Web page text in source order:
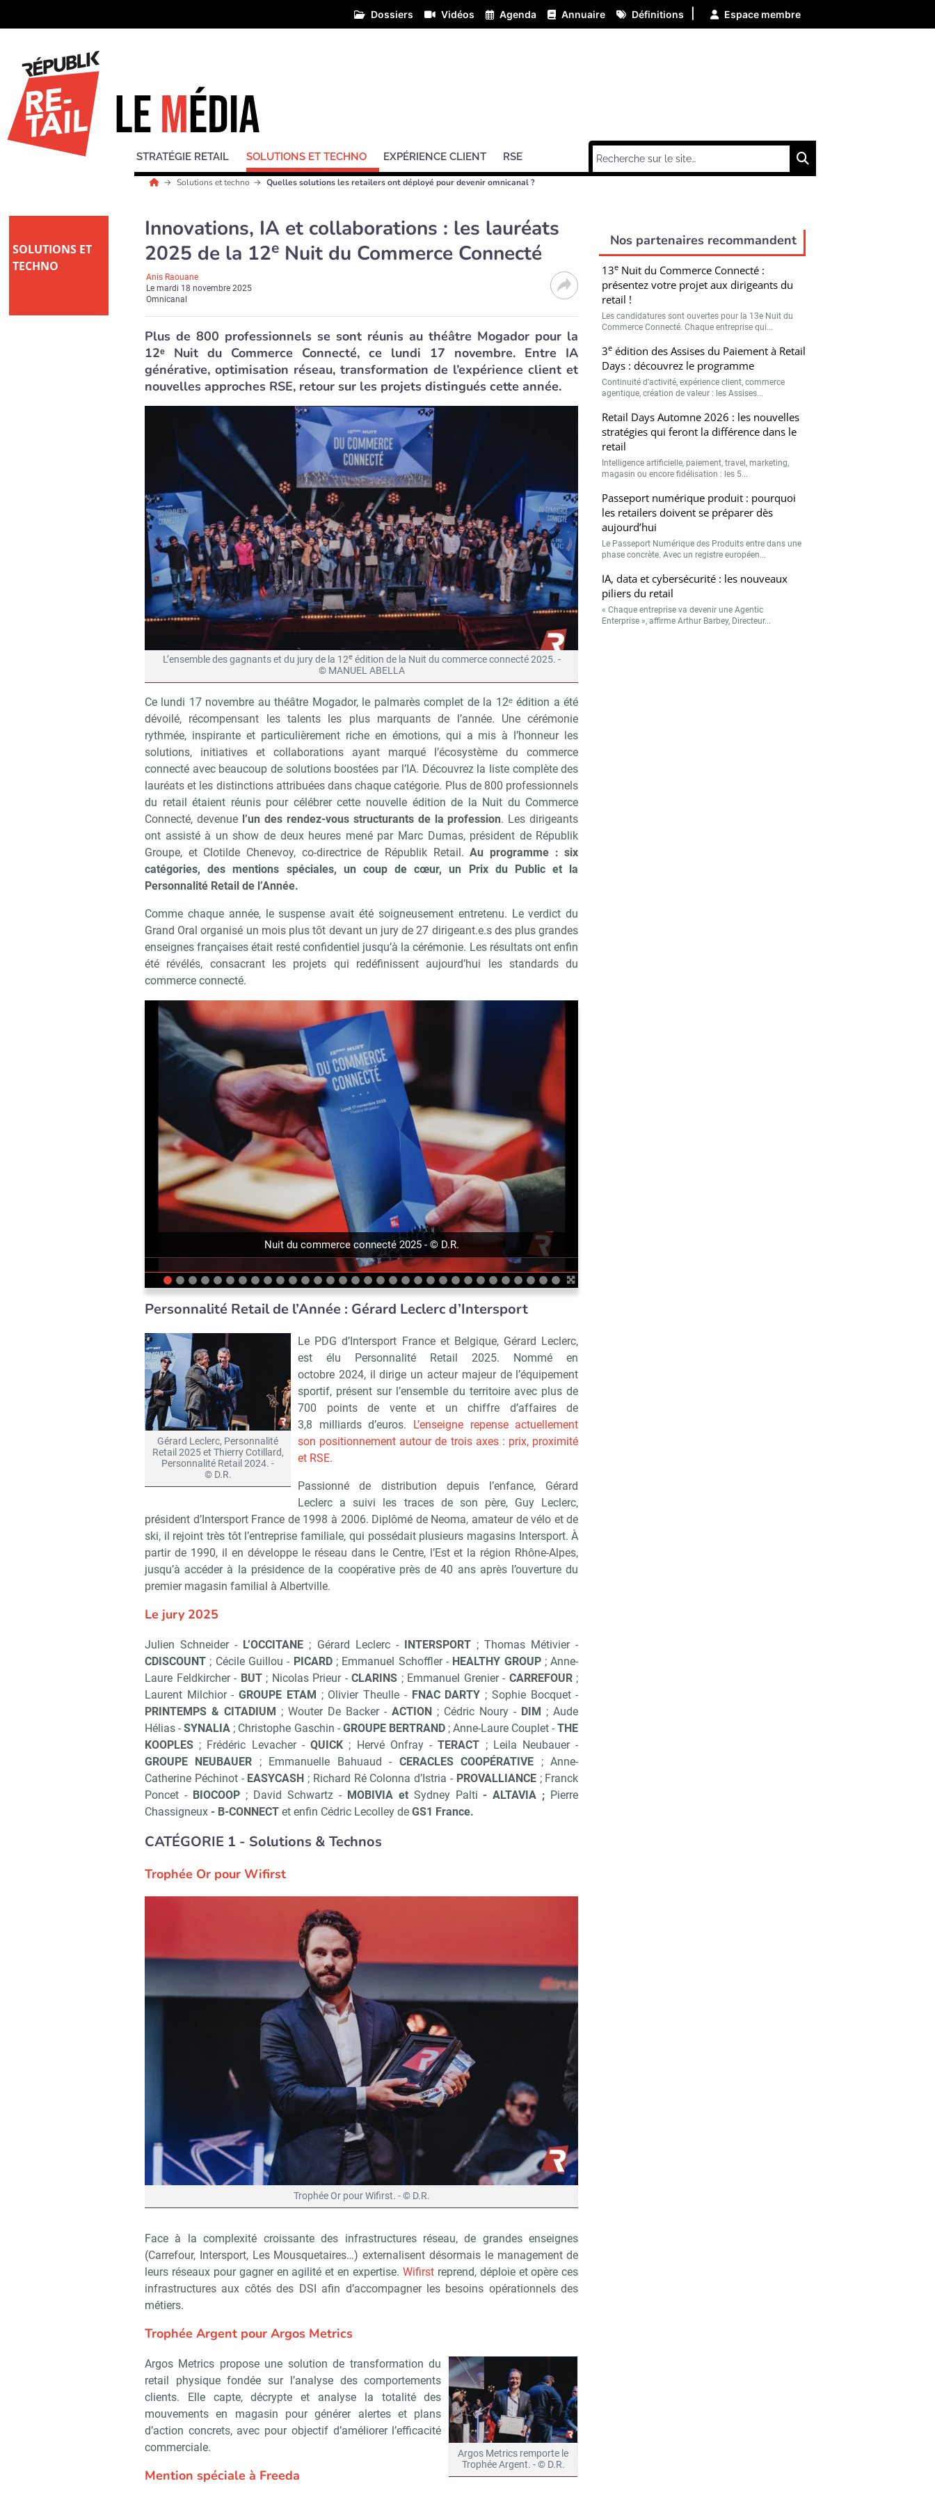
Dossiers Vidéos Agenda Annuaire Définitions Espace membre
STRATÉGIE RETAIL SOLUTIONS ET TECHNO EXPÉRIENCE CLIENT RSE
Solutions et techno Quelles solutions les retailers ont déployé pour devenir omnicanal ?
SOLUTIONS ET
TECHNO
Innovations, IA et collaborations : les lauréats
2025 de la 12e Nuit du Commerce Connecté
Anis Raouane
Lemardi 18 novembre 2025
Omnicanal
Plus de 800 professionnels se sont réunis au théâtre Mogador pour la
12ᵉ Nuit du Commerce Connecté, ce lundi 17 novembre. Entre IA
générative, optimisation réseau, transformation de l’expérience client et
nouvelles approches RSE, retour sur les projets distingués cette année.
L’ensemble des gagnants et du jury de la 12eédition de la Nuit du commerce connecté 2025. -
© MANUEL ABELLA
Ce lundi 17 novembre au théâtre Mogador, le palmarès complet de la 12ᵉ édition a été
dévoilé, récompensant les talents les plus marquants de l’année. Une cérémonie
rythmée, inspirante et particulièrement riche en émotions, qui a mis à l’honneur les
solutions, initiatives et collaborations ayant marqué l’écosystème du commerce
connecté avec beaucoup de solutions boostées par l’IA. Découvrez la liste complète des
lauréats et les distinctions attribuées dans chaque catégorie. Plus de 800 professionnels
du retail étaient réunis pour célébrer cette nouvelle édition de la Nuit du Commerce
Connecté, devenuel’un des rendez-vous structurants de la profession. Les dirigeants
ont assisté à un show de deux heures mené par Marc Dumas, président de Républik
Groupe, et Clotilde Chenevoy, co-directrice de Républik Retail.Au programme : six
catégories, des mentions spéciales, un coup de cœur, un Prix du Public et la
Personnalité Retail de l’Année.
Comme chaque année, le suspense avait été soigneusement entretenu. Le verdict du
Grand Oral organisé un mois plus tôt devant un jury de 27 dirigeant.e.s des plus grandes
enseignes françaises était resté confidentiel jusqu’à la cérémonie. Les résultats ont enfin
été révélés, consacrant les projets qui redéfinissent aujourd’hui les standards du
commerce connecté.
Nuit du commerce connecté 2025 - © D.R.
précédent suivant
Personnalité Retail de l’Année : Gérard Leclerc d’Intersport
Gérard Leclerc, Personnalité
Retail 2025 et Thierry Cotillard,
Personnalité Retail 2024. -
© D.R.
Le PDG d’Intersport France et Belgique, Gérard Leclerc,
est élu Personnalité Retail 2025. Nommé en
octobre 2024, il dirige un acteur majeur de l’équipement
sportif, présent sur l’ensemble du territoire avec plus de
700 points de vente et un chiffre d’affaires de
3,8 milliards d’euros. L’enseigne repense actuellement
son positionnement autour de trois axes : prix, proximité
et RSE.
Passionné de distribution depuis l’enfance, Gérard
Leclerc a suivi les traces de son père, Guy Leclerc,
président d’Intersport France de 1998 à 2006. Diplômé de Neoma, amateur de vélo et de
ski, il rejoint très tôt l’entreprise familiale, qui possédait plusieurs magasins Intersport. À
partir de 1990, il en développe le réseau dans le Centre, l’Est et la région Rhône-Alpes,
jusqu’à accéder à la présidence de la coopérative près de 40 ans après l’ouverture du
premier magasin familial à Albertville.
Le jury 2025
Julien Schneider - L’OCCITANE ; Gérard Leclerc - INTERSPORT; Thomas Métivier -
CDISCOUNT ; Cécile Guillou - PICARD; Emmanuel Schoffler - HEALTHY GROUP; Anne-
Laure Feldkircher - BUT; Nicolas Prieur -CLARINS ; Emmanuel Grenier - CARREFOUR;
Laurent Milchior -GROUPE ETAM ; Olivier Theulle - FNAC DARTY ; Sophie Bocquet -
PRINTEMPS & CITADIUM ; Wouter De Backer -ACTION ; Cédric Noury - DIM ; Aude
Hélias -SYNALIA ; Christophe Gaschin - GROUPE BERTRAND; Anne-Laure Couplet -THE
KOOPLES ; Frédéric Levacher -QUICK ; Hervé Onfray -TERACT ; Leila Neubauer -
GROUPE NEUBAUER ; Emmanuelle Bahuaud - CERACLES COOPÉRATIVE ; Anne-
Catherine Péchinot - EASYCASH ; Richard Ré Colonna d’Istria - PROVALLIANCE; Franck
Poncet - BIOCOOP; David Schwartz - MOBIVIA et Sydney Palti - ALTAVIA ; Pierre
Chassigneux - B-CONNECT et enfin Cédric Lecolley de GS1 France.
CATÉGORIE 1 - Solutions & Technos
Trophée Or pour Wifirst
Trophée Or pour Wifirst. - © D.R.
Face à la complexité croissante des infrastructures réseau, de grandes enseignes
(Carrefour, Intersport, Les Mousquetaires…) externalisent désormais le management de
leurs réseaux pour gagner en agilité et en expertise. Wifirstreprend, déploie et opère ces
infrastructures aux côtés des DSI afin d’accompagner les besoins opérationnels des
métiers.
Trophée Argent pour Argos Metrics
Argos Metrics remporte le
Trophée Argent. - © D.R.
Argos Metrics propose une solution de transformation du
retail physique fondée sur l’analyse des comportements
clients. Elle capte, décrypte et analyse la totalité des
mouvements en magasin pour générer alertes et plans
d’action concrets, avec pour objectif d’améliorer l’efficacité
commerciale.
Mention spéciale à Freeda
Nos partenaires recommandent
13eNuit du Commerce Connecté :
présentez votre projet aux dirigeants du
retail !
Les candidatures sont ouvertes pour la 13e Nuit du
Commerce Connecté. Chaque entreprise qui...
3eédition des Assises du Paiement à Retail
Days : découvrez le programme
Continuité d’activité, expérience client, commerce
agentique, création de valeur : les Assises...
Retail Days Automne 2026 : les nouvelles
stratégies qui feront la différence dans le
retail
Intelligence artificielle, paiement, travel, marketing,
magasin ou encore fidélisation : les 5...
Passeport numérique produit : pourquoi
les retailers doivent se préparer dès
aujourd’hui
Le Passeport Numérique des Produits entre dans une
phase concrète. Avec un registre européen...
IA, data et cybersécurité : les nouveaux
piliers du retail
« Chaque entreprise va devenir une Agentic
Enterprise », affirme Arthur Barbey, Directeur...
Recevoir Républik Retail Abonnez-vous à notre newsletter